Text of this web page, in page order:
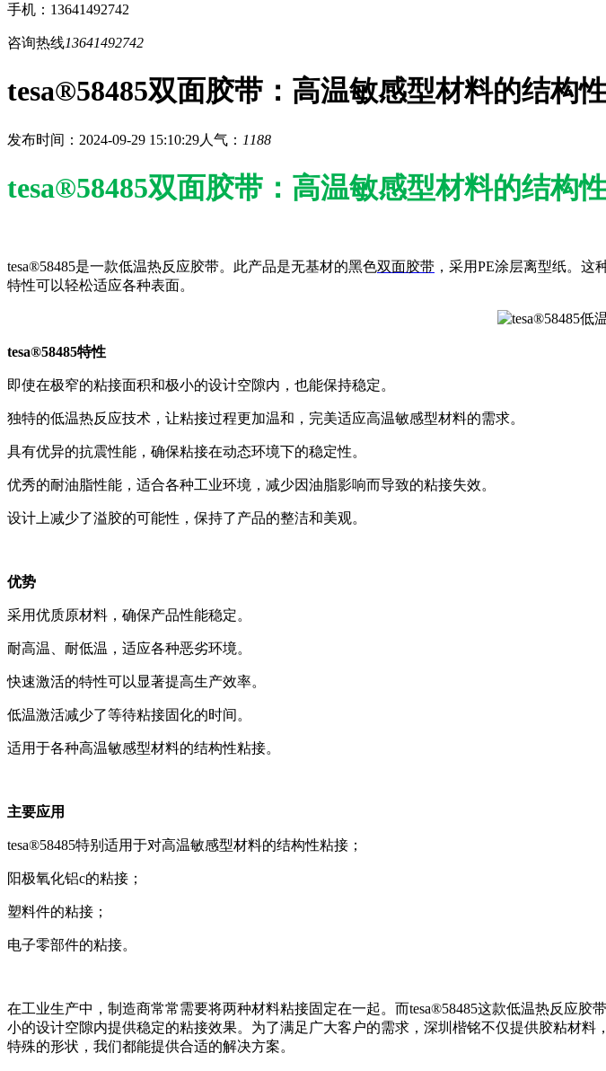
手机：13641492742
咨询热线13641492742
tesa®58485双面胶带：高温敏感型材料的结构
发布时间：2024-09-29 15:10:29人气： 1188
tesa®58485双面胶带：高温敏感型材料的结构
tesa®58485是一款低温热反应胶带。此产品是无基材的黑色双面胶带 ，采用PE涂层离型纸。
特性可以轻松适应各种表面。
tesa®58485特性
即使在极窄的粘接面积和极小的设计空隙内，也能保持稳定。
独特的低温热反应技术，让粘接过程更加温和，完美适应高温敏感型材料的需求。
具有优异的抗震性能，确保粘接在动态环境下的稳定性。
优秀的耐油脂性能，适合各种工业环境，减少因油脂影响而导致的粘接失效。
设计上减少了溢胶的可能性，保持了产品的整洁和美观。
优势
采用优质原材料，确保产品性能稳定。
耐高温、耐低温，适应各种恶劣环境。
快速激活的特性可以显著提高生产效率。
低温激活减少了等待粘接固化的时间。
适用于各种高温敏感型材料的结构性粘接。
主要应用
tesa®58485特别适用于对高温敏感型材料的结构性粘接；
阳极氧化铝c的粘接；
塑料件的粘接；
电子零部件的粘接。
在工业生产中，制造商常常需要将两种材料粘接固定在一起。而tesa®58485这款低温热反应
小的设计空隙内提供稳定的粘接效果。为了满足广大客户的需求，深圳楷铭不仅提供胶粘材
特殊的形状，我们都能提供合适的解决方案。